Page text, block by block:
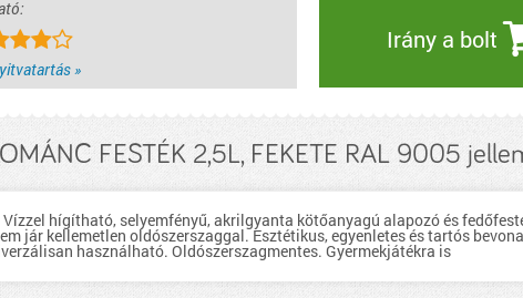
»
Irány a bolt
FESTÉK 2,5L, FEKETE RAL 9005
hígítható, selyemfényű, akrilgyanta kötőanyagú alapozó és
jár kellemetlen oldószerszaggal. Esztétikus, egyenletes és tartós
használható. Oldószerszagmentes. Gyermekjátékra is